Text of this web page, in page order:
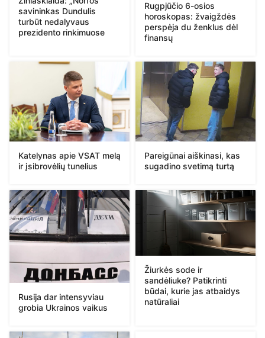
savininkas Dundulis
turbūt nedalyvaus
prezidento rinkimuose
Rugpjūčio 6-osios
horoskopas: žvaigždės
perspėja du ženklus dėl
finansų
Katelynas apie VSAT melą
ir įsibrovėlių tunelius
Pareigūnai aiškinasi, kas
sugadino svetimą turtą
Rusija dar intensyviau
grobia Ukrainos vaikus
Žiurkės sode ir
sandėliuke? Patikrinti
būdai, kurie jas atbaidys
natūraliai